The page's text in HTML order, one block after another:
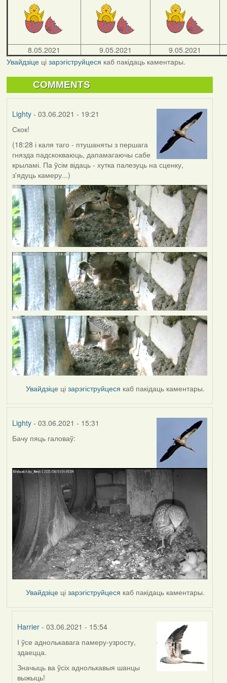
8.05.2021 9.05.2021
9.05.2021
Увайдзіцеці зарэгіструйцеся каб пакідаць каментары.
COMMENTS
Lighty- 03.06.2021 - 19:21
Скок!
(18:28 і каля таго - птушаняты з першага
гнязда падскокваюць, дапамагаючы сабе
крыламі. Па ўсім відаць - хутка палезуць на сценку,
з'ядуць камеру...)
Увайдзіце цізарэгіструйцеся каб пакідаць каментары.
Lighty- 03.06.2021 - 15:31
Бачу пяць галоваў:
Увайдзіце цізарэгіструйцеся каб пакідаць каментары.
Harrier - 03.06.2021 - 15:54
In
reply
to
by
І ўсе аднолькавага памеру-узросту,
здаецца.
Значыць ва ўсіх аднолькавыя шанцы
выжыць!